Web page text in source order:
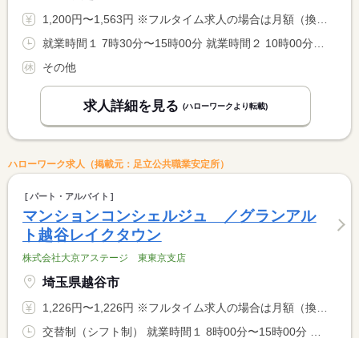
1,200円〜1,563円 ※フルタイム求人の場合は月額（換算額）、パート求人の場合は時間額を表示しています。
その他
求人詳細を見る (ハローワークより転載)
ハローワーク求人（掲載元：足立公共職業安定所）
パート・アルバイト
マンションコンシェルジュ ／グランアル
ト越谷レイクタウン
株式会社大京アステージ 東東京支店
埼玉県越谷市
1,226円〜1,226円 ※フルタイム求人の場合は月額（換算額）、パート求人の場合は時間額を表示しています。